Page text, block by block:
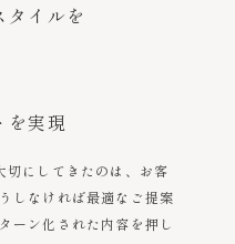
イルを
を実現
にしてきたのは、お客
しなければ最適なご提案
ーン化された内容を押し